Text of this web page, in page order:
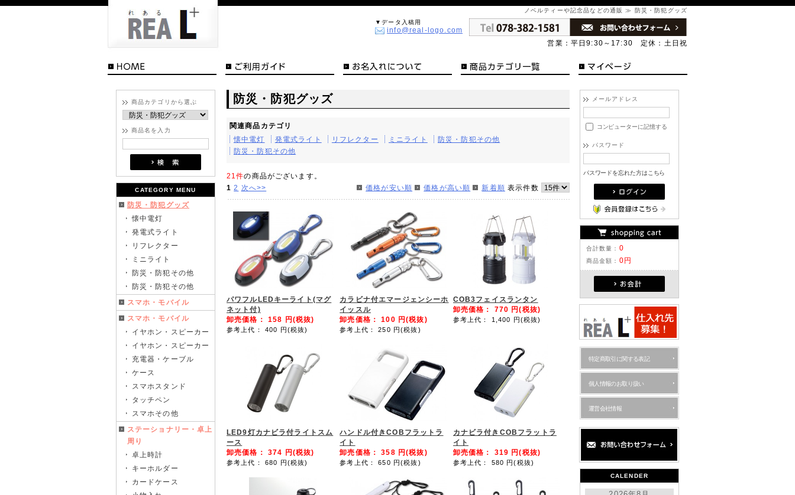
ノベルティーや記念品などの通販 ≫ 防災・防犯グッズ
営業：平日9:30～17:30 定休：土日祝
▼データ入稿用
info@real-logo.com
商品カテゴリから選ぶ
商品名を入力
CATEGORY MENU
防災・防犯グッズ
懐中電灯
発電式ライト
リフレクター
ミニライト
防災・防犯その他
防災・防犯その他
スマホ・モバイル
スマホ・モバイル
イヤホン・スピーカー
イヤホン・スピーカー
充電器・ケーブル
ケース
スマホスタンド
タッチペン
スマホその他
ステーショナリー・卓上
周り
卓上時計
キーホルダー
カードケース
防災・防犯グッズ
関連商品カテゴリ
懐中電灯
発電式ライト リフレクター ミニライト
防災・防犯その他
防災・防犯その他
21件の商品がございます。
価格が安い順
価格が高い順 新着順 表示件数
1 2 次へ>>
パワフルLEDキーライト(マグ
ネット付)
卸売価格： 158 円(税抜)
参考上代： 400 円(税抜)
カラビナ付エマージェンシーホ
イッスル
卸売価格： 100 円(税抜)
参考上代： 250 円(税抜)
COB3フェイスランタン
卸売価格： 770 円(税抜)
参考上代： 1,400 円(税抜)
LED9灯カナビラ付ライトスム
ース
卸売価格： 374 円(税抜)
参考上代： 680 円(税抜)
ハンドル付きCOBフラットラ
イト
卸売価格： 358 円(税抜)
参考上代： 650 円(税抜)
カナビラ付きCOBフラットラ
イト
卸売価格： 319 円(税抜)
参考上代： 580 円(税抜)
メールアドレス
コンピューターに記憶する
パスワード
パスワードを忘れた方はこちら
合計数量： 0
商品金額： 0円
特定商取引に関する表記
個人情報のお取り扱い
運営会社情報
CALENDER